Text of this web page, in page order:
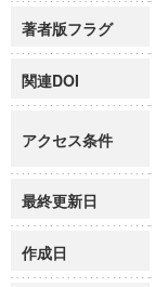
著者版フラグ
関連DOI
アクセス条件
最終更新日
作成日